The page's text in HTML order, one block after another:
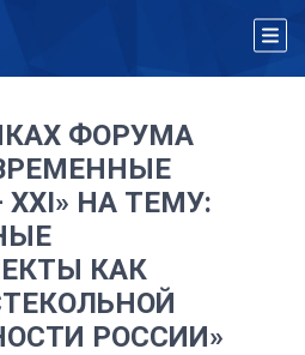
ФОРУМА
НА ТЕМУ:
КАК
РОССИИ»